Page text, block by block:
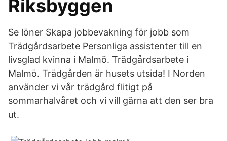
Riksbyggen
Se löner Skapa jobbevakning för jobb som
Trädgårdsarbete Personliga assistenter till en
livsglad kvinna i Malmö. Trädgårdsarbete i
Malmö. Trädgården är husets utsida! I Norden
använder vi vår trädgård flitigt på
sommarhalvåret och vi vill gärna att den ser bra
ut.